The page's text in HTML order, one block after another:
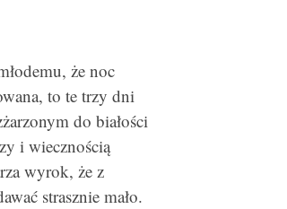
że noc
to te trzy dni
do białości
i wiecznością
wyrok, że z
strasznie mało.